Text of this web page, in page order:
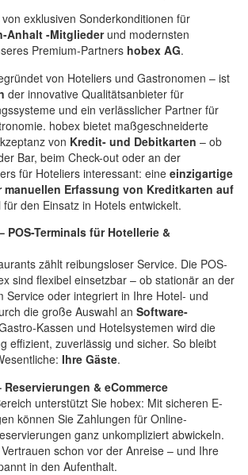
exklusiven Sonderkonditionen für
Anhalt -Mitgliederund modernsten
Premium-Partners hobex AG.
von Hoteliers und Gastronomen – ist
der innovative Qualitätsanbieter für
und ein verlässlicher Partner für
hobex bietet maßgeschneiderte
von Kredit- und Debitkarten – ob
Bar, beim Check-out oder an der
für Hoteliers interessant: eine einzigartige
Erfassung von Kreditkarten auf
für den Einsatz in Hotels entwickelt.
POS-Terminals für Hotellerie &
zählt reibungsloser Service. Die POS-
sind flexibel einsetzbar – ob stationär an der
Service oder integriert in Ihre Hotel- und
die große Auswahl an Software-
Kassen und Hotelsystemen wird die
effizient, zuverlässig und sicher. So bleibt
Ihre Gäste.
& eCommerce
unterstützt Sie hobex: Mit sicheren E-
können Sie Zahlungen für Online-
ganz unkompliziert abwickeln.
schon vor der Anreise – und Ihre
in den Aufenthalt.